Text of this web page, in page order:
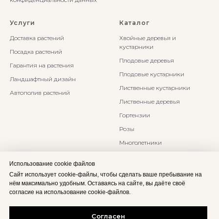
Услуги
Доставка растений
Посадка растений
Гарантия на растения
Ландшафтный дизайн
Автополив растений
Каталог
Хвойные деревья и
кустарники
Плодовые деревья
Плодовые кустарники
Лиственные кустарники
Лиственные деревья
Гортензии
Розы
Многолетники
Использование cookie файлов
Сайт использует cookie-файлы, чтобы сделать ваше пребывание на
нём максимально удобным. Оставаясь на сайте, вы даёте своё
согласие на использование cookie-файлов.
Согласен